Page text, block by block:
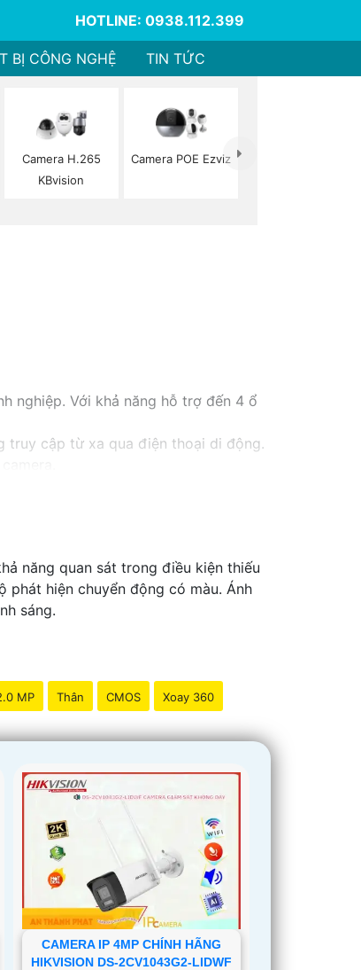
HOTLINE: 0938.112.399
BỊ CÔNG NGHỆ TIN TỨC
Camera H.265
KBvision
Camera POE Ezviz
nghiệp. Với khả năng hỗ trợ đến 4 ổ
truy cập từ xa qua điện thoại di động.
đồng thời tiết kiệm thời gian và công
năng quan sát trong điều kiện thiếu
phát hiện chuyển động có màu. Ánh
sáng.
MP Thân CMOS Xoay 360
CAMERA IP 4MP CHÍNH HÃNG
HIKVISION DS-2CV1043G2-LIDWF